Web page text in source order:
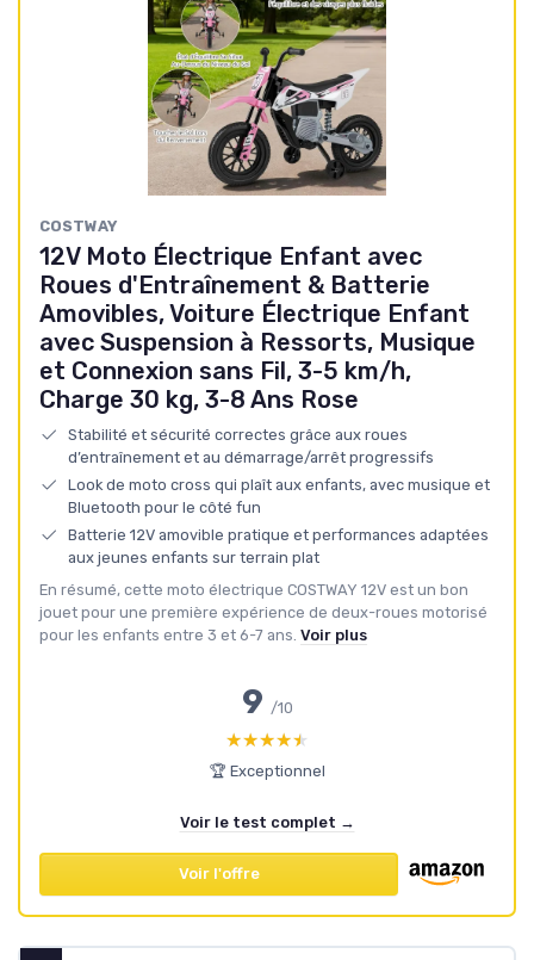
COSTWAY
12V Moto Électrique Enfant avec
Roues d'Entraînement & Batterie
Amovibles, Voiture Électrique Enfant
avec Suspension à Ressorts, Musique
et Connexion sans Fil, 3-5 km/h,
Charge 30 kg, 3-8 Ans Rose
Stabilité et sécurité correctes grâce aux roues
d’entraînement et au démarrage/arrêt progressifs
Look de moto cross qui plaît aux enfants, avec musique et
Bluetooth pour le côté fun
Batterie 12V amovible pratique et performances adaptées
aux jeunes enfants sur terrain plat
En résumé, cette moto électrique COSTWAY 12V est un bon
jouet pour une première expérience de deux-roues motorisé
pour les enfants entre 3 et 6-7 ans. Voir plus
9 /10
★★★★★
★★★★★
🏆 Exceptionnel
Voir le test complet →
Voir l'offre